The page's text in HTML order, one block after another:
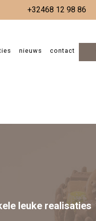
+32468 12 98 86
nieuws contact
leuke realisaties